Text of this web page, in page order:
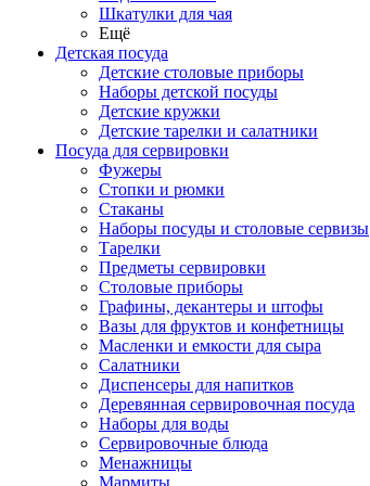
Шкатулки для чая
Ещё
Детская посуда
Детские столовые приборы
Наборы детской посуды
Детские кружки
Детские тарелки и салатники
Посуда для сервировки
Фужеры
Стопки и рюмки
Стаканы
Наборы посуды и столовые сервизы
Тарелки
Предметы сервировки
Столовые приборы
Графины, декантеры и штофы
Вазы для фруктов и конфетницы
Масленки и емкости для сыра
Салатники
Диспенсеры для напитков
Деревянная сервировочная посуда
Наборы для воды
Сервировочные блюда
Менажницы
Мармиты